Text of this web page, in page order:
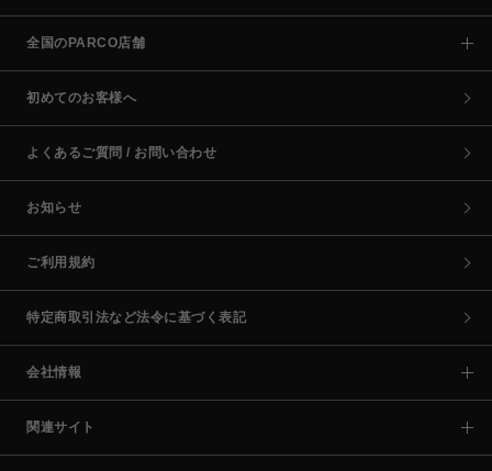
全国のPARCO店舗
初めてのお客様へ
よくあるご質問 / お問い合わせ
お知らせ
ご利用規約
特定商取引法など法令に基づく表記
会社情報
関連サイト